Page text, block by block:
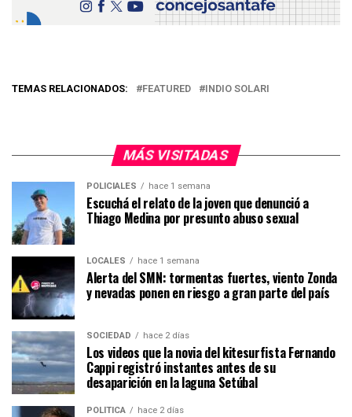
TEMAS RELACIONADOS: FEATURED INDIO SOLARI
MÁS VISITADAS
POLICIALES hace 1 semana
Escuchá el relato de la joven que denunció a
Thiago Medina por presunto abuso sexual
LOCALES hace 1 semana
Alerta del SMN: tormentas fuertes, viento Zonda
y nevadas ponen en riesgo a gran parte del país
SOCIEDAD hace 2 días
Los videos que la novia del kitesurfista Fernando
Cappi registró instantes antes de su
desaparición en la laguna Setúbal
POLÍTICA hace 2 días